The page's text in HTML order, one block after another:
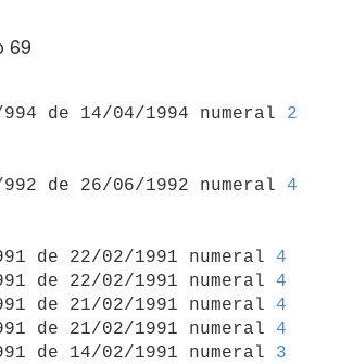
69
de 14/04/1994 numeral 2
de 26/06/1992 numeral 4
de 22/02/1991 numeral 4
de 22/02/1991 numeral 4
de 21/02/1991 numeral 4
de 21/02/1991 numeral 4
de 14/02/1991 numeral 3